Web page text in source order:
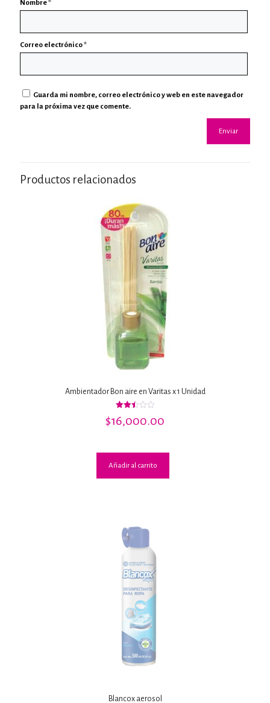
Nombre*
Correo electrónico*
Guarda mi nombre, correo electrónico y web en este navegador
para la próxima vez que comente.
Productos relacionados
Ambientador Bon aire en Varitas x 1 Unidad
Valorado
con
$16,000.00
Añadir al carrito
Blancox aerosol